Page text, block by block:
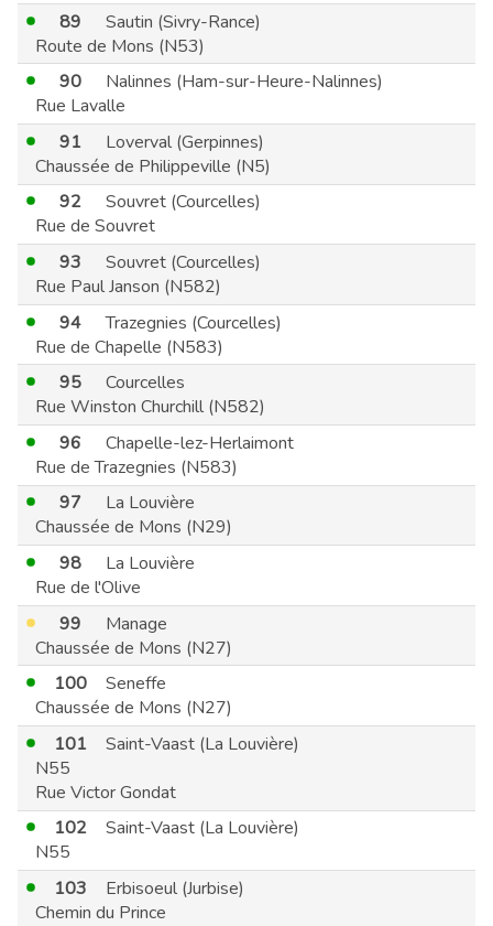
89
Sautin (Sivry-Rance)
Route de Mons (N53)
90
Nalinnes (Ham-sur-Heure-Nalinnes)
Rue Lavalle
91
Loverval (Gerpinnes)
Chaussée de Philippeville (N5)
92
Souvret (Courcelles)
Rue de Souvret
93
Souvret (Courcelles)
Rue Paul Janson (N582)
94
Trazegnies (Courcelles)
Rue de Chapelle (N583)
95
Courcelles
Rue Winston Churchill (N582)
96
Chapelle-lez-Herlaimont
Rue de Trazegnies (N583)
97
La Louvière
Chaussée de Mons (N29)
98
La Louvière
Rue de l'Olive
99
Manage
Chaussée de Mons (N27)
100
Seneffe
Chaussée de Mons (N27)
101
Saint-Vaast (La Louvière)
N55
Rue Victor Gondat
102
Saint-Vaast (La Louvière)
N55
103
Erbisoeul (Jurbise)
Chemin du Prince